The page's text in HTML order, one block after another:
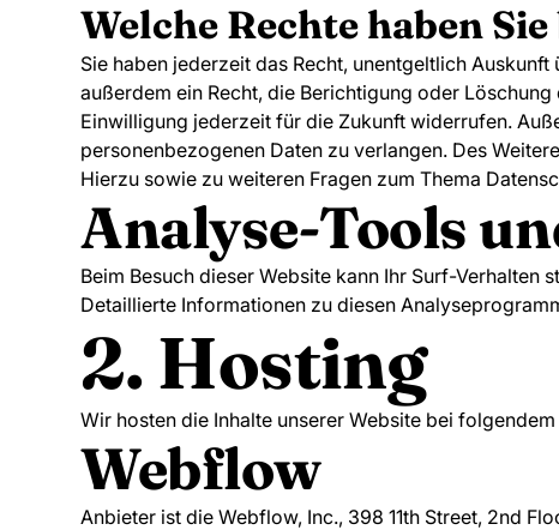
Welche Rechte haben
Sie haben jederzeit das Recht, unentgeltlich
außerdem ein Recht, die Berichtigung oder
Einwilligung jederzeit für die Zukunft widerrufen.
personenbezogenen Daten zu verlangen. Des
Hierzu sowie zu weiteren Fragen zum Thema
Analyse-Tools
Beim Besuch dieser Website kann Ihr Surf-
Detaillierte Informationen zu diesen
2. Hosting
Wir hosten die Inhalte unserer Website bei
Webflow
Anbieter ist die Webflow, Inc., 398 11th Street, 2nd